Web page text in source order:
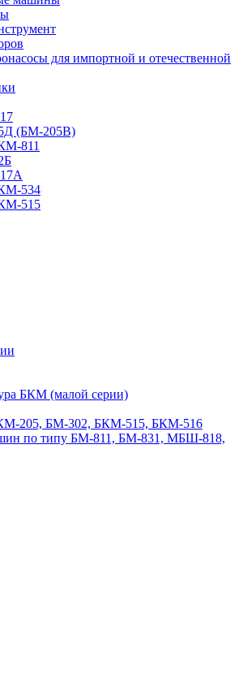
для импортной и отечественной
(БМ-205В)
811
534
515
БКМ (малой серии)
205, БМ-302, БКМ-515, БКМ-516
по типу БМ-811, БМ-831, МБШ-818,